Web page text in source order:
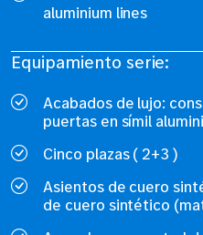
Equipamiento serie:
Acabados de lujo:
puertas en símil
Cinco plazas ( 2+3 )
Asientos de cuero
de cuero sintético
aluminium lines